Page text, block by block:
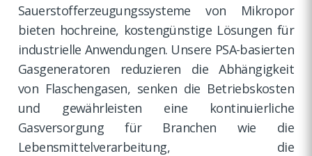
Sauerstofferzeugungssysteme von Mikropor
bieten hochreine, kostengünstige Lösungen für
industrielle Anwendungen. Unsere PSA-basierten
Gasgeneratoren reduzieren die Abhängigkeit
von Flaschengasen, senken die Betriebskosten
und gewährleisten eine kontinuierliche
Gasversorgung für Branchen wie die
Lebensmittelverarbeitung, die